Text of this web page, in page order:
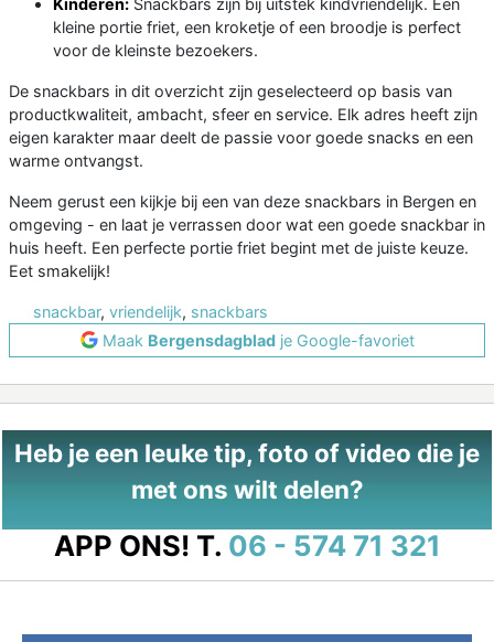
kleine portie friet, een kroketje of een broodje is perfect
voor de kleinste bezoekers.
De snackbars in dit overzicht zijn geselecteerd op basis van
productkwaliteit, ambacht, sfeer en service. Elk adres heeft zijn
eigen karakter maar deelt de passie voor goede snacks en een
warme ontvangst.
Neem gerust een kijkje bij een van deze snackbars in Bergen en
omgeving - en laat je verrassen door wat een goede snackbar in
huis heeft. Een perfecte portie friet begint met de juiste keuze.
Eet smakelijk!
snackbar, vriendelijk, snackbars
Maak Bergensdagbladje Google-favoriet
Heb je een leuke tip, foto of video die je
met ons wilt delen?
APP ONS! T. 06 - 574 71 321